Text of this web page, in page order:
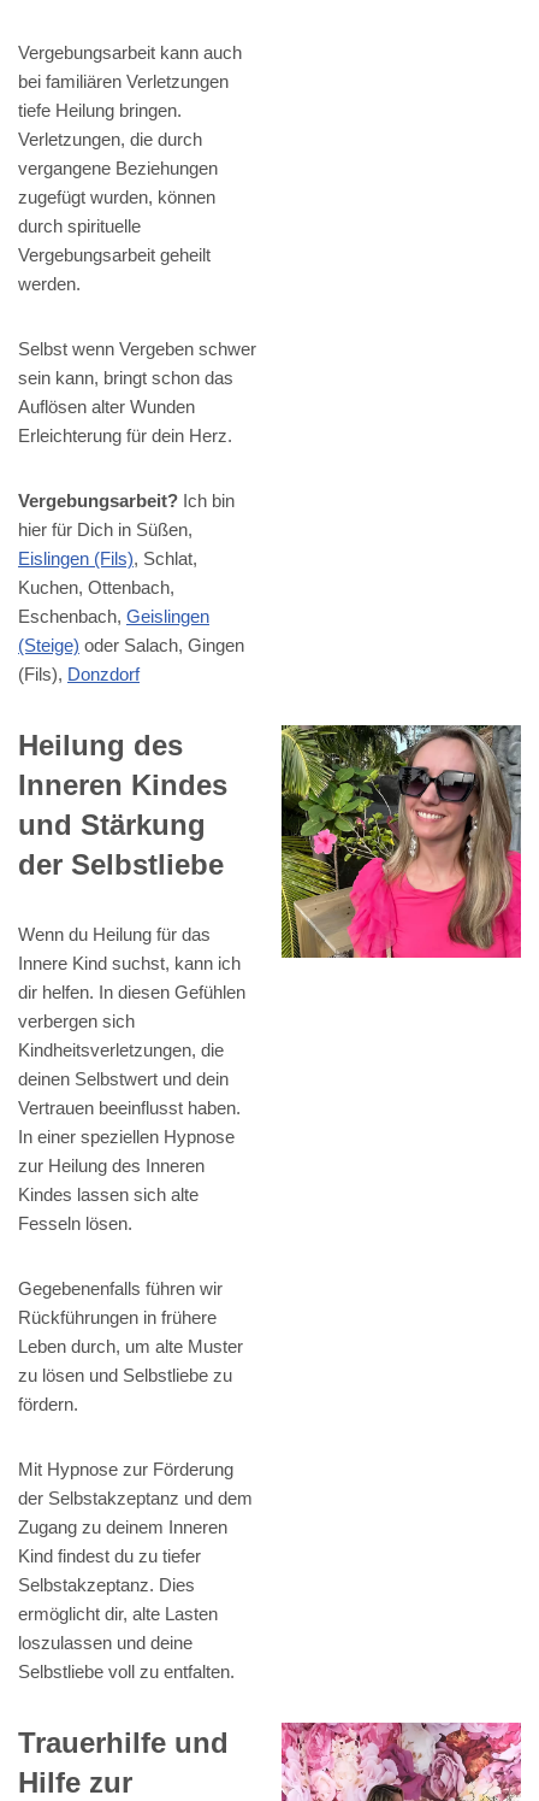
Vergebungsarbeit kann auch
bei familiären Verletzungen
tiefe Heilung bringen.
Verletzungen, die durch
vergangene Beziehungen
zugefügt wurden, können
durch spirituelle
Vergebungsarbeit geheilt
werden.
Selbst wenn Vergeben schwer
sein kann, bringt schon das
Auflösen alter Wunden
Erleichterung für dein Herz.
Vergebungsarbeit? Ich bin
hier für Dich in Süßen,
Eislingen (Fils), Schlat,
Kuchen, Ottenbach,
Eschenbach, Geislingen
(Steige) oder Salach, Gingen
(Fils), Donzdorf
Heilung des
Inneren Kindes
und Stärkung
der Selbstliebe
Wenn du Heilung für das
Innere Kind suchst, kann ich
dir helfen. In diesen Gefühlen
verbergen sich
Kindheitsverletzungen, die
deinen Selbstwert und dein
Vertrauen beeinflusst haben.
In einer speziellen Hypnose
zur Heilung des Inneren
Kindes lassen sich alte
Fesseln lösen.
Gegebenenfalls führen wir
Rückführungen in frühere
Leben durch, um alte Muster
zu lösen und Selbstliebe zu
fördern.
Mit Hypnose zur Förderung
der Selbstakzeptanz und dem
Zugang zu deinem Inneren
Kind findest du zu tiefer
Selbstakzeptanz. Dies
ermöglicht dir, alte Lasten
loszulassen und deine
Selbstliebe voll zu entfalten.
Trauerhilfe und
Hilfe zur